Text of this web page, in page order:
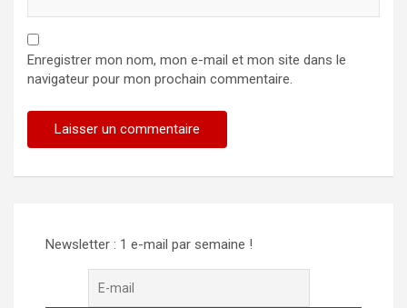
Enregistrer mon nom, mon e-mail et mon site dans le
navigateur pour mon prochain commentaire.
Newsletter : 1 e-mail par semaine !